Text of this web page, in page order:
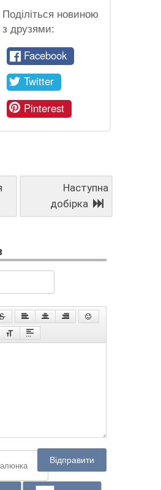
Поділіться новиною
з друзями:
Facebook
Twitter
Pinterest
Наступна
добірка
Відправити